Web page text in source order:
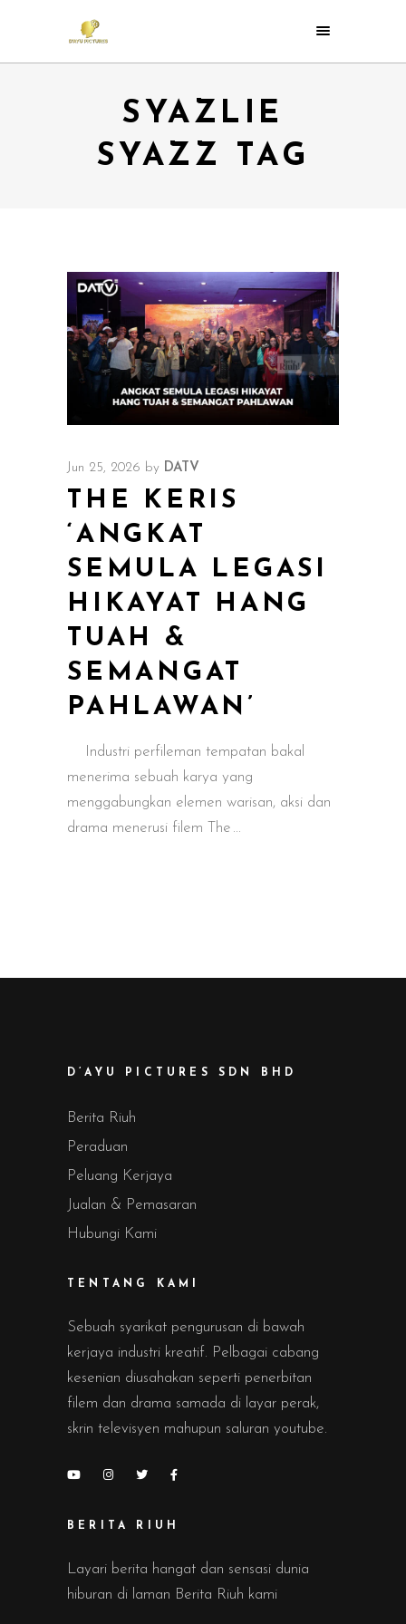
SYAZLIE
SYAZZ TAG
Jun 25, 2026 by DATV
THE KERIS
‘ANGKAT
SEMULA LEGASI
HIKAYAT HANG
TUAH &
SEMANGAT
PAHLAWAN’
Industri perfileman tempatan bakal
menerima sebuah karya yang
menggabungkan elemen warisan, aksi dan
drama menerusi filem The
D’AYU PICTURES SDN BHD
Berita Riuh
Peraduan
Peluang Kerjaya
Jualan & Pemasaran
Hubungi Kami
TENTANG KAMI
Sebuah syarikat pengurusan di bawah
kerjaya industri kreatif. Pelbagai cabang
kesenian diusahakan seperti penerbitan
filem dan drama samada di layar perak,
skrin televisyen mahupun saluran youtube.
BERITA RIUH
Layari berita hangat dan sensasi dunia
hiburan di laman Berita Riuh kami